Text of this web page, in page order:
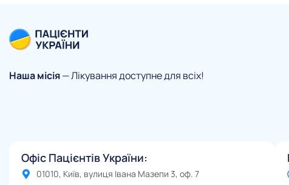
Наша місія— Лікування доступне для всіх!
Офіс Пацієнтів України:
01010, Київ, вулиця Івана Мазепи 3, оф. 7